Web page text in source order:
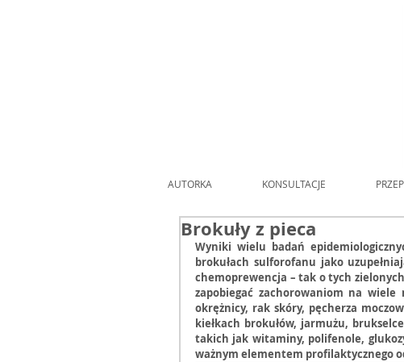
AUTORKA KONSULTACJE
Brokuły z pieca
Wyniki wielu badań
brokułach sulforofanu jako
chemoprewencja – tak o tych
zapobiegać zachorowaniom na
okrężnicy, rak skóry, pęcherza
kiełkach brokułów, jarmużu,
takich jak witaminy, polifenole,
ważnym elementem profilaktycznego